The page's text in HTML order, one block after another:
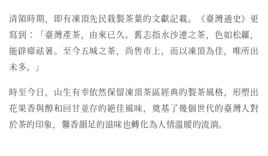
清領時期，即有凍頂先民栽製茶葉的文獻記載。《臺灣通史》更
寫到：「臺灣產茶，由來已久。舊志指水沙連之茶，色如松蘿，
能辟瘴祛暑。至今五城之茶，尚售市上，而以凍頂為佳，唯所出
未多。」
時至今日， 山生有幸依然保留凍頂茶區經典的製茶風格，形塑出
花果香與醇和回甘並存的絕佳風味，奠基了幾個世代的臺灣人對
於茶的印象，馨香韻足的滋味也轉化為人情溫暖的流淌。